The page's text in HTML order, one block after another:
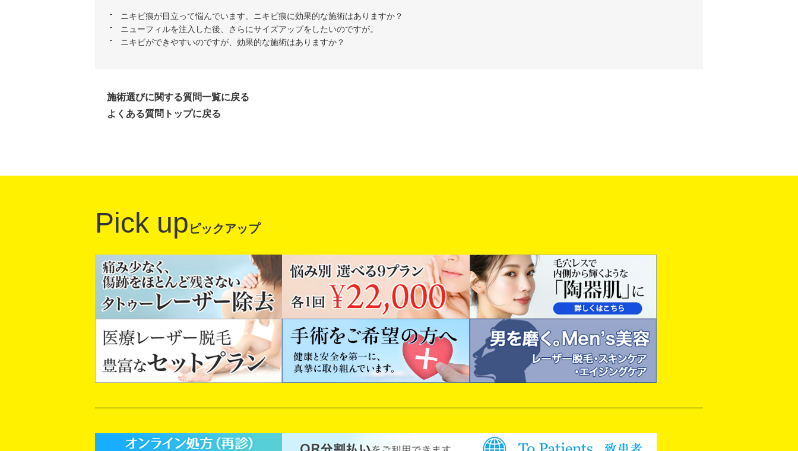
ニキビ痕が目立って悩んでいます。ニキビ痕に効果的な施術はありますか？
ニューフィルを注入した後、さらにサイズアップをしたいのですが。
ニキビができやすいのですが、効果的な施術はありますか？
施術選びに関する質問一覧に戻る
よくある質問トップに戻る
Pick up ピックアップ